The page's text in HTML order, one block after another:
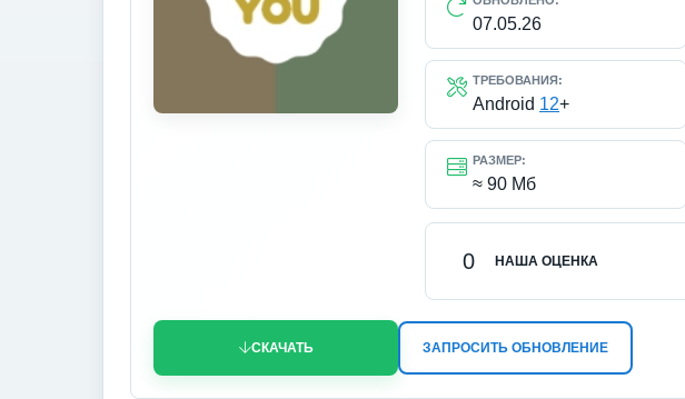
07.05.26
ТРЕБОВАНИЯ:
Android 12+
РАЗМЕР:
≈ 90 Мб
НАША ОЦЕНКА
0
СКАЧАТЬ ЗАПРОСИТЬ ОБНОВЛЕНИЕ